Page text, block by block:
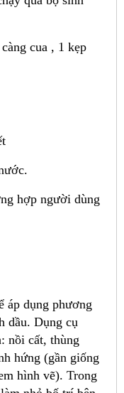
cua , 1 kẹp
hợp người dùng
áp dụng phương
dầu. Dụng cụ
nồi cất, thùng
hứng (gần giống
hình vẽ). Trong